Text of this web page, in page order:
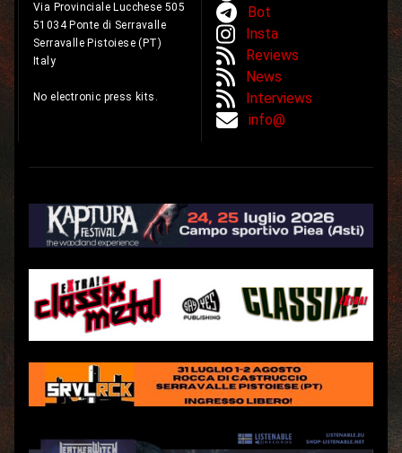
Via Provinciale Lucchese 505
51034 Ponte di Serravalle
Serravalle Pistoiese (PT)
Italy
No electronic press kits.
Bot
Insta
Reviews
News
Interviews
info@